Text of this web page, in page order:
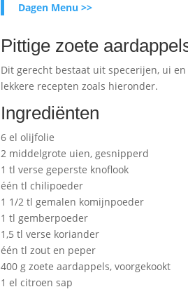
Dagen Menu >>
Pittige zoete
Dit gerecht bestaat uit specerijen, ui
lekkere recepten zoals hieronder.
Ingrediënten
6 el olijfolie
2 middelgrote uien, gesnipperd
1 tl verse geperste knoflook
één tl chilipoeder
1 1/2 tl gemalen komijnpoeder
1 tl gemberpoeder
1,5 tl verse koriander
één tl zout en peper
400 g zoete aardappels, voorgekookt
1 el citroen sap